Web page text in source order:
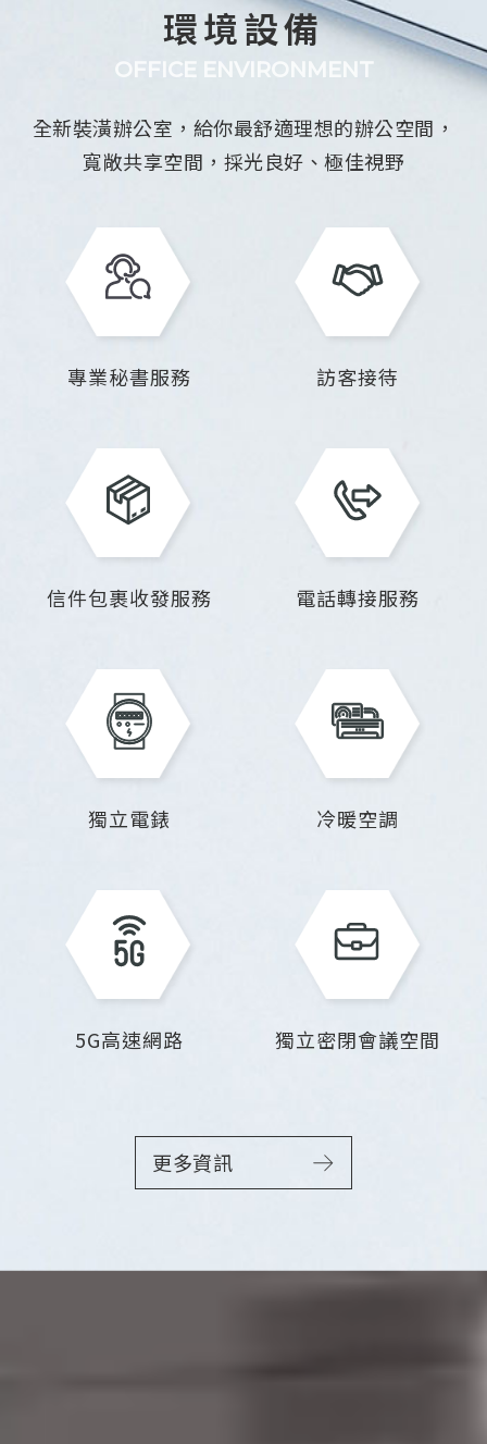
環境設備
OFFICE ENVIRONMENT
全新裝潢辦公室，給你最舒適理想的辦公空間，
寬敞共享空間，採光良好、極佳視野
專業秘書服務 訪客接待
信件包裹收發服務 電話轉接服務
獨立電錶 冷暖空調
5G高速網路 獨立密閉會議空間
更多資訊